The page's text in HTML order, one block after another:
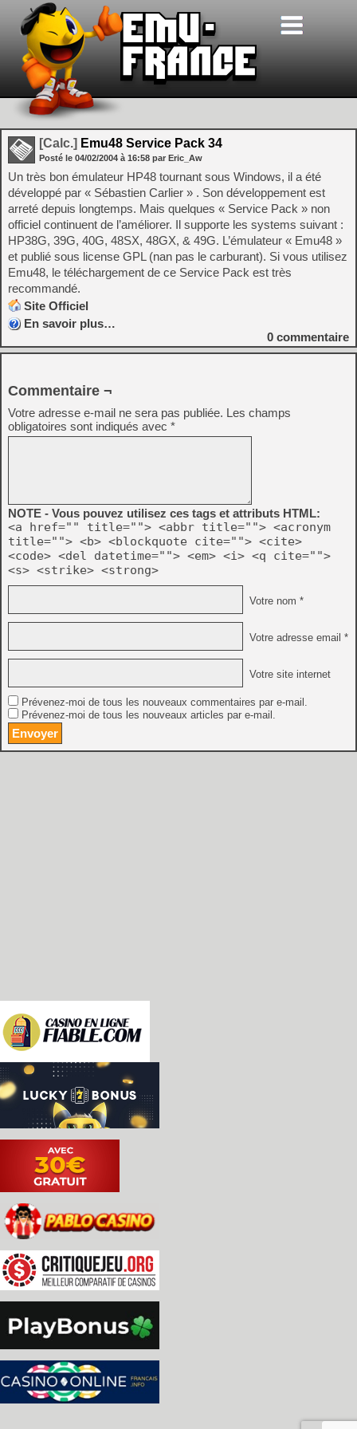
[Calc.] Emu48 Service Pack 34
Posté le 04/02/2004 à 16:58 par Eric_Aw
Un très bon émulateur HP48 tournant sous Windows, il a été
développé par « Sébastien Carlier » . Son développement est
arreté depuis longtemps. Mais quelques « Service Pack » non
officiel continuent de l’améliorer. Il supporte les systems suivant :
HP38G, 39G, 40G, 48SX, 48GX, & 49G. L’émulateur « Emu48 »
et publié sous license GPL (nan pas le carburant). Si vous utilisez
Emu48, le téléchargement de ce Service Pack est très
recommandé.
Site Officiel
En savoir plus…
0 commentaire
Commentaire ¬
Votre adresse e-mail ne sera pas publiée. Les champs
obligatoires sont indiqués avec *
NOTE - Vous pouvez utilisez ces tags et attributs HTML:
<a href="" title=""> <abbr title=""> <acronym
title=""> <b> <blockquote cite=""> <cite>
<code> <del datetime=""> <em> <i> <q cite="">
<s> <strike> <strong>
Votre nom *
Votre adresse email *
Votre site internet
Prévenez-moi de tous les nouveaux commentaires par e-mail.
Prévenez-moi de tous les nouveaux articles par e-mail.